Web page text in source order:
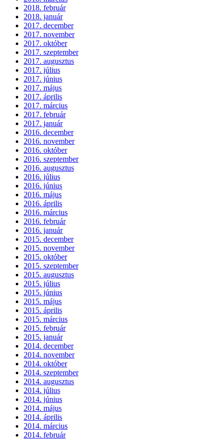
2018. február
2018. január
2017. december
2017. november
2017. október
2017. szeptember
2017. augusztus
2017. július
2017. június
2017. május
2017. április
2017. március
2017. február
2017. január
2016. december
2016. november
2016. október
2016. szeptember
2016. augusztus
2016. július
2016. június
2016. május
2016. április
2016. március
2016. február
2016. január
2015. december
2015. november
2015. október
2015. szeptember
2015. augusztus
2015. július
2015. június
2015. május
2015. április
2015. március
2015. február
2015. január
2014. december
2014. november
2014. október
2014. szeptember
2014. augusztus
2014. július
2014. június
2014. május
2014. április
2014. március
2014. február